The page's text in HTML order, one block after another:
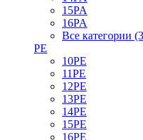
15PA
16PA
Все категории
PE
10PE
11PE
12PE
13PE
14PE
15PE
16PE